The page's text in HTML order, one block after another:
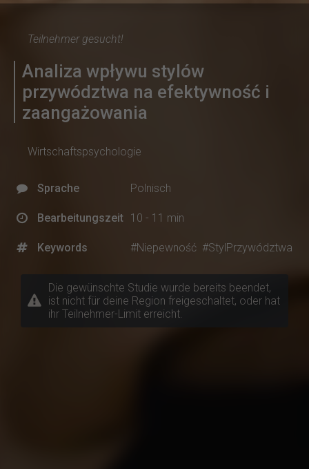
Teilnehmer gesucht!
Analiza wpływu stylów
przywództwa na efektywność i
zaangażowania
Wirtschaftspsychologie
Sprache Polnisch
Bearbeitungszeit 10 - 11 min
Keywords #Niepewność #StylPrzywództwa
Die gewünschte Studie wurde bereits beendet,
ist nicht für deine Region freigeschaltet, oder hat
ihr Teilnehmer-Limit erreicht.